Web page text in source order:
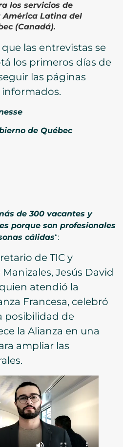
los servicios de
Latina del
(Canadá).
las entrevistas se
los primeros días de
las páginas
informados.
de Québec
de 300 vacantes y
porque son profesionales
cálidas“:
de TIC y
Jesús David
atendió la
Francesa, celebró
posibilidad de
la Alianza en una
ampliar las